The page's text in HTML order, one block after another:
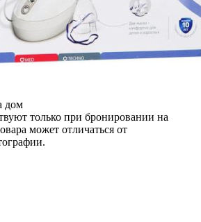
дом
только при бронировании на
может отличаться от